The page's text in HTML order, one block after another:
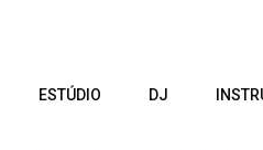
ESTÚDIO DJ